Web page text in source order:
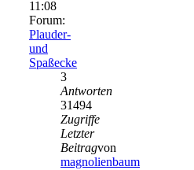
11:08
Forum:
Plauder-
und
Spaßecke
3
Antworten
31494
Zugriffe
Letzter
Beitragvon
magnolienbaum